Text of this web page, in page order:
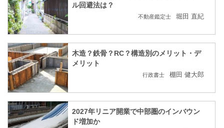
ル回避法は？
不動産鑑定士 堀田 直紀
木造？鉄骨？RC？構造別のメリット・デ
メリット
行政書士 棚田 健大郎
2027年リニア開業で中部圏のインバウン
ド増加か